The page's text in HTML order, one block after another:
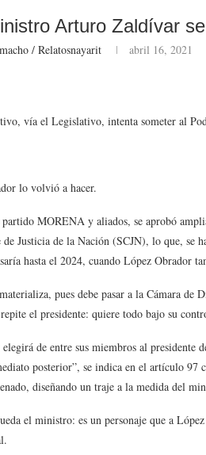
Arturo Zaldívar
/ Relatosnayarit abril 16, 2021
vía el Legislativo, intenta someter al
lo volvió a hacer.
partido MORENA y aliados, se aprobó
Justicia de la Nación (SCJN), lo que, se
hasta el 2024, cuando López Obrador
pues debe pasar a la Cámara
el presidente: quiere todo bajo su
de entre sus miembros al
posterior”, se indica en el artículo 97
diseñando un traje a la medida del
el ministro: es un personaje que a